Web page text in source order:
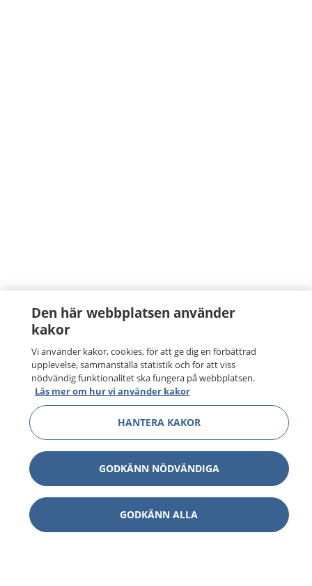
Den här webbplatsen använder
kakor
Vi använder kakor, cookies, för att ge dig en förbättrad
upplevelse, sammanställa statistik och för att viss
nödvändig funktionalitet ska fungera på webbplatsen.
Läs mer om hur vi använder kakor
HANTERA KAKOR
GODKÄNN NÖDVÄNDIGA
GODKÄNN ALLA